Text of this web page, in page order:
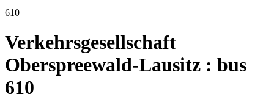
610
Verkehrsgesellschaft
Oberspreewald-Lausitz : bus
610